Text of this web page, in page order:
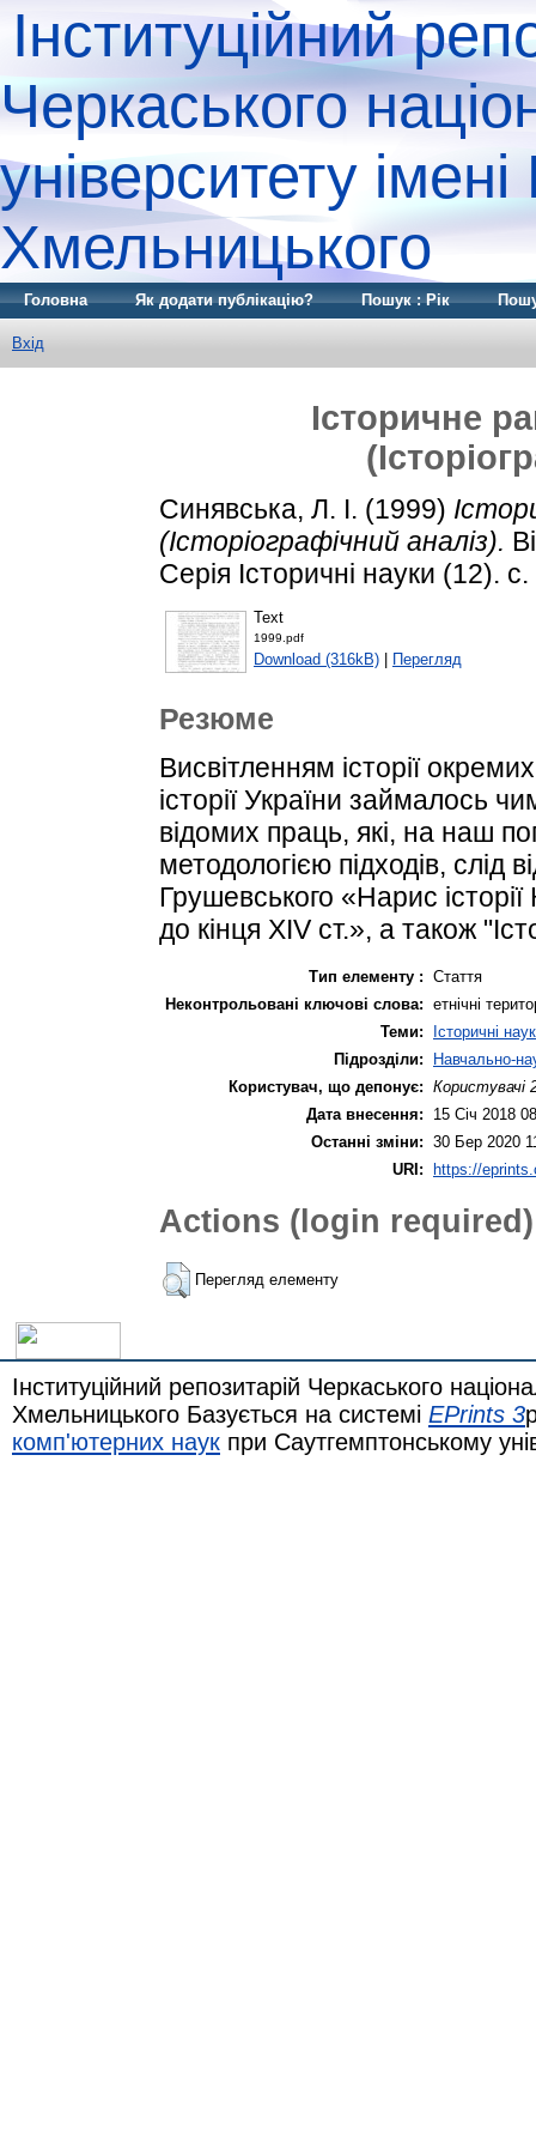
Інституційний
Черкаського
університету
Хмельницького
Головна Як додати публікацію? Пошук : Рік
Вхід
Історичне
Синявська, Л. І. (1999)
(Історіографічний аналіз).
Серія Історичні науки (12).
Text
1999.pdf
Download (316kB) Перегляд
Резюме
Висвітленням історії
історії України займалось
відомих праць, які, на наш
методологією підходів,
Грушевського «Нарис
до кінця XIV ст.», а також
Тип елементу : Стаття
Неконтрольовані ключові слова: етнічні
Теми:
Історичні
Підрозділи:
Навчально-
Користувач, що депонує: Користувачі
Дата внесення:
15 Січ 2018
Останні зміни: 30 Бер 2020
URI: https://
Actions (login required)
Перегляд елементу
Інституційний репозитарій Черкаського
Хмельницького Базується на системі EPrints 3
комп'ютерних наук при Саутгемптонському